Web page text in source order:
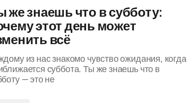
же знаешь что в субботу:
этот день может
всё
из нас знакомо чувство ожидания, когда
суббота. Ты же знаешь что в
— это не